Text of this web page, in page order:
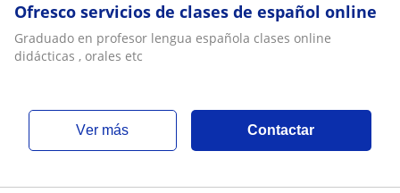
Ofresco servicios de clases de español online
Graduado en profesor lengua española clases online
didácticas , orales etc
ver más Contactar